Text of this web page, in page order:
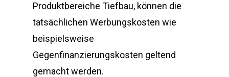
Produktbereiche Tiefbau, können die
tatsächlichen Werbungskosten wie
beispielsweise
Gegenfinanzierungskosten geltend
gemacht werden.